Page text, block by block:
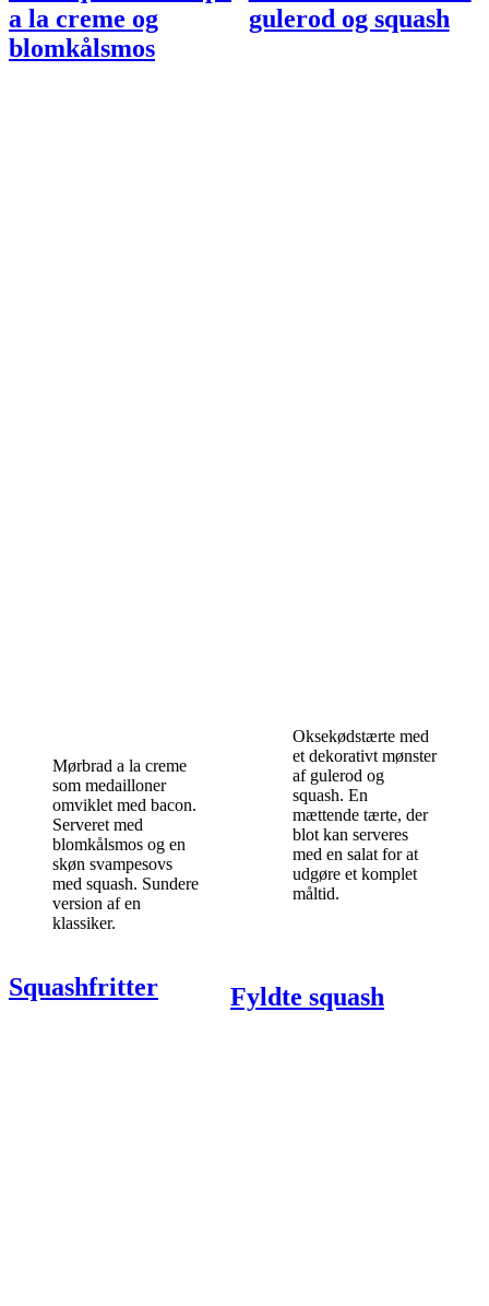
a la creme og
blomkålsmos
Mørbrad a la creme
som medailloner
omviklet med bacon.
Serveret med
blomkålsmos og en
skøn svampesovs
med squash. Sundere
version af en
klassiker.
gulerod og squash
Oksekødstærte med
et dekorativt mønster
af gulerod og
squash. En
mættende tærte, der
blot kan serveres
med en salat for at
udgøre et komplet
måltid.
Squashfritter Fyldte squash